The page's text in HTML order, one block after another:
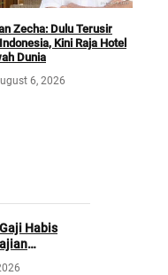
Zecha: Dulu Terusir
Kini Raja Hotel
Dunia
6, 2026
Habis